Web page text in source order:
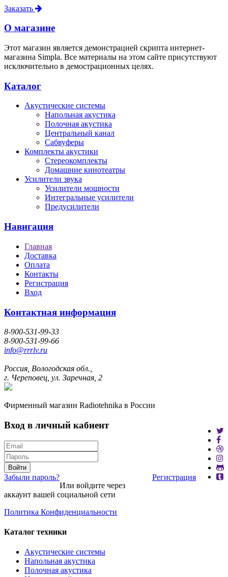
Заказать
О магазине
Этот магазин является демонстрацией скрипта интернет-
магазина Simpla. Все материалы на этом сайте присутствуют
исключительно в демострационных целях.
Каталог
Акустические системы
Напольная акустика
Полочная акустика
Центральный канал
Сабвуферы
Комплекты акустики
Стереокомплекты
Домашние кинотеатры
Усилители звука
Усилители мощности
Интегральные усилители
Предусилители
Навигация
Главная
Доставка
Оплата
Контакты
Регистрация
Вход
Контактная информация
8-900-531-99-33
8-900-531-99-66
info@rrrlv.ru
Россия, Вологодская обл.,
г. Череповец, ул. Заречная, 2
Фирменный магазин Radiotehnika в России
Вход в личный кабиент
Войти
Забыли пароль?
Регистрация
Или войдите через
аккаунт вашей социальной сети
Политика Конфиденциальности
Каталог техники
Акустические системы
Напольная акустика
Полочная акустика